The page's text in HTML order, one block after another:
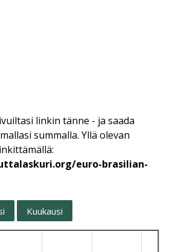
linkin tänne - ja saada
summalla. Yllä olevan
euro-brasilian-
Kuukausi